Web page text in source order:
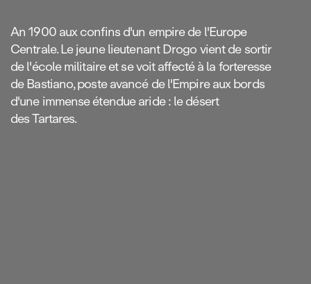
An 1900 aux confins d'un empire de l'Europe
Centrale. Le jeune lieutenant Drogo vient de sortir
de l'école militaire et se voit affecté à la forteresse
de Bastiano, poste avancé de l'Empire aux bords
d'une immense étendue aride : le désert
des Tartares.